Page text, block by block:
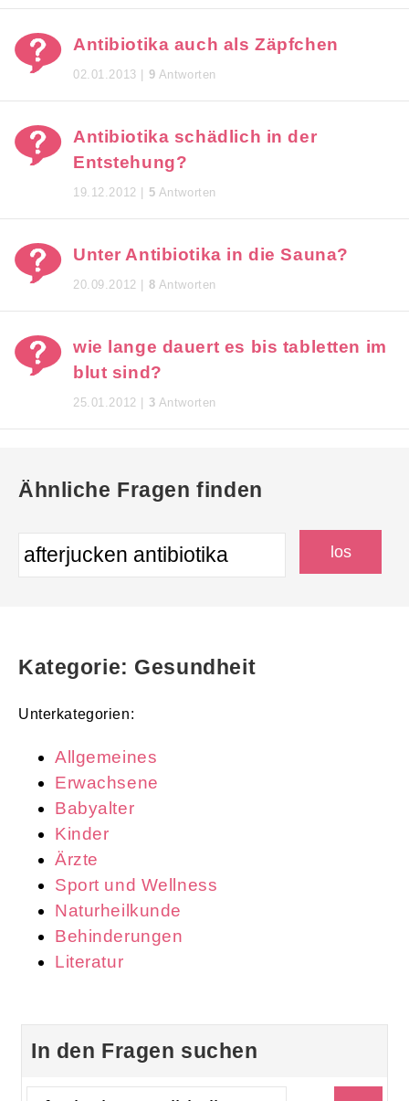
Antibiotika auch als Zäpfchen
02.01.2013 | 9 Antworten
Antibiotika schädlich in der
Entstehung?
19.12.2012 | 5 Antworten
Unter Antibiotika in die Sauna?
20.09.2012 | 8 Antworten
wie lange dauert es bis tabletten im
blut sind?
25.01.2012 | 3 Antworten
Ähnliche Fragen finden
Kategorie: Gesundheit
Unterkategorien:
Allgemeines
Erwachsene
Babyalter
Kinder
Ärzte
Sport und Wellness
Naturheilkunde
Behinderungen
Literatur
In den Fragen suchen